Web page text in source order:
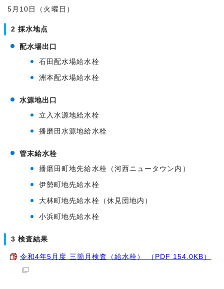
5月10日（火曜日）
2 採水地点
配水場出口
石田配水場給水栓
洲本配水場給水栓
水源地出口
立入水源地給水栓
播磨田水源地給水栓
管末給水栓
播磨田町地先給水栓（河西ニュータウン内）
伊勢町地先給水栓
大林町地先給水栓（休見団地内）
小浜町地先給水栓
3 検査結果
令和4年5月度 三箇月検査（給水栓） （PDF 154.0KB）